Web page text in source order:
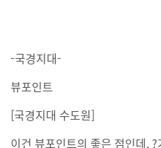
-국경지대-
뷰포인트
[국경지대 수도원]
이건 뷰포인트의 좋은 점인데,